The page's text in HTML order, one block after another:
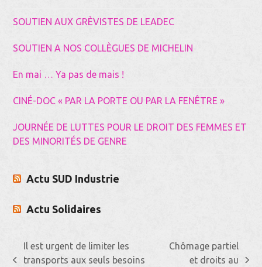
SOUTIEN AUX GRÈVISTES DE LEADEC
SOUTIEN A NOS COLLÈGUES DE MICHELIN
En mai … Ya pas de mais !
CINÉ-DOC « PAR LA PORTE OU PAR LA FENÊTRE »
JOURNÉE DE LUTTES POUR LE DROIT DES FEMMES ET
DES MINORITÉS DE GENRE
Actu SUD Industrie
Actu Solidaires
Il est urgent de limiter les
transports aux seuls besoins
Chômage partiel
et droits au